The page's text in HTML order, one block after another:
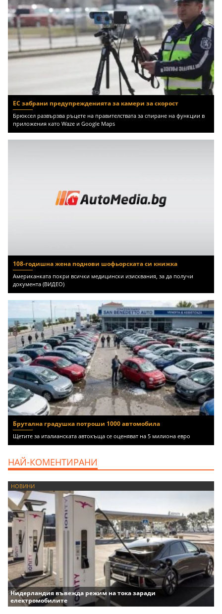
ЕС забрани предупрежденията за камери за скорост
Брюксел развързва ръцете на правителствата за спиране на функции в
приложения като Waze и Google Maps
108-годишна жена поднови шофьорската си книжка
Американката покри всички медицински изисквания, за да получи
документа (ВИДЕО)
Брутална градушка потроши 1000 автомобила
Щетите за италианската автокъща се оценяват на 5 милиона евро
НАЙ-КОМЕНТИРАНИ
НОВИНИ
Нидерландия въвежда режим на тока заради
електромобилите